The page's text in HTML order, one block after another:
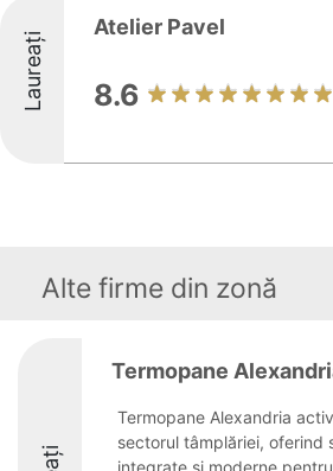
Laureați
Atelier Pavel
8.6
Alte firme din zonă
Termopane
Termopane Alexandria
sectorul tâmplăriei, oferind
integrate și moderne